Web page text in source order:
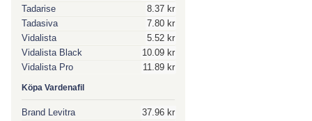
Tadarise
8.37 kr
Tadasiva
7.80 kr
Vidalista
5.52 kr
Vidalista Black
10.09 kr
Vidalista Pro
11.89 kr
Köpa Vardenafil
Brand Levitra
37.96 kr